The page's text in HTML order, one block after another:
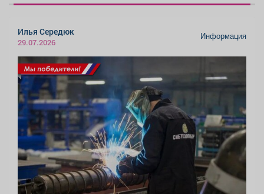
Илья Середюк
29.07.2026
Информация